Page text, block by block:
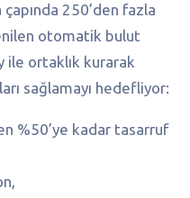
250’den fazla
otomatik bulut
ortaklık kurarak
sağlamayı hedefliyor:
%50’ye kadar tasarruf